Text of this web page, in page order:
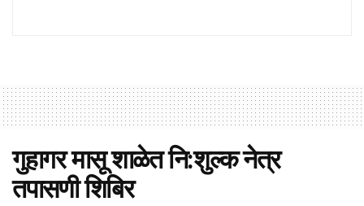
गुहागर मासू शाळेत नि:शुल्क नेत्र
तपासणी शिबिर